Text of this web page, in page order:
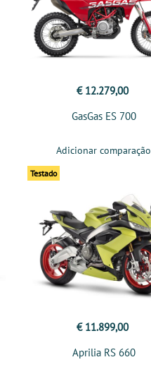
€ 12.279,00
GasGas ES 700
Adicionar comparação
Testado
€ 11.899,00
Aprilia RS 660